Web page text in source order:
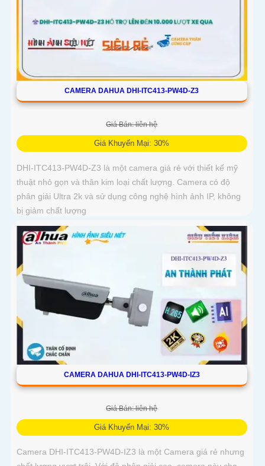
CAMERA DAHUA DHI-ITC413-PW4D-Z3
Giá Bán: liên hệ
Giá Khuyến Mại: 30%
DHI-ITC413-PW4D-Z3 là một camera giá rẻ với thiết kế mỹ
thuật nhỏ gọn và thân kim loại chất lượng. Camera có độ
phân giải Ultra 2k và sử dụng công nghệ hình ảnh IP, không
bị giảm chất lượng
CAMERA DAHUA DHI-ITC413-PW4D-IZ3
Giá Bán: liên hệ
Giá Khuyến Mại: 30%
Camera DHI-ITC413-PW4D-IZ3 là một Camera giá rẻ nhưng